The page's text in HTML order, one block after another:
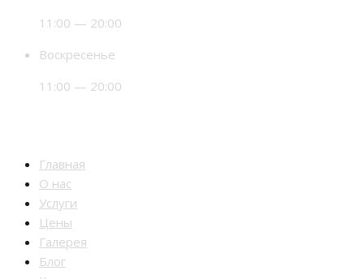
11:00 — 20:00
Воскресенье
11:00 — 20:00
Главная
О нас
Услуги
Цены
Галерея
Блог